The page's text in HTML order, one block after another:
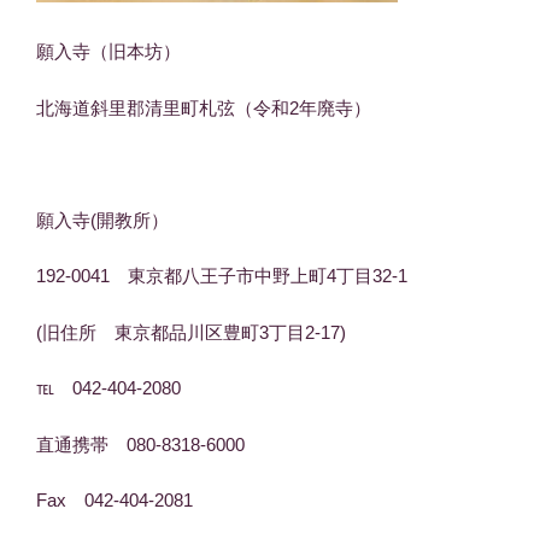
願入寺（旧本坊）
北海道斜里郡清里町札弦（令和2年廃寺）
願入寺(開教所）
192-0041 東京都八王子市中野上町4丁目32-1
(旧住所 東京都品川区豊町3丁目2-17)
℡ 042-404-2080
直通携帯 080-8318-6000
Fax 042-404-2081